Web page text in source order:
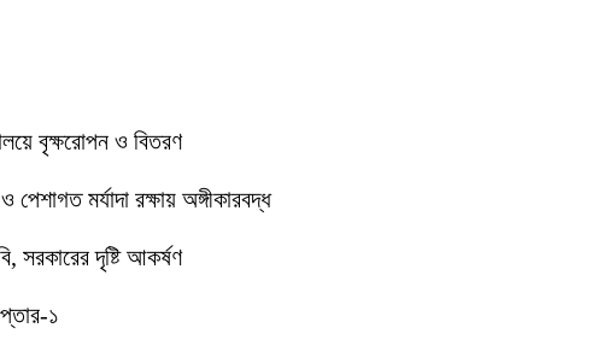
বৃক্ষরোপন ও বিতরণ
পেশাগত মর্যাদা রক্ষায় অঙ্গীকারবদ্ধ
সরকারের দৃষ্টি আকর্ষণ
১